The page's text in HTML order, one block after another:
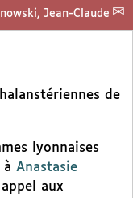
Jean-Claude
de
lyonnaises
à Anastasie
aux